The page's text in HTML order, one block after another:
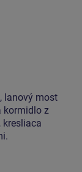
lanový most
kormidlo z
kresliaca